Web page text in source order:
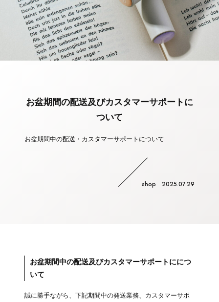
お盆期間の配送及びカスタマーサポートに
ついて
お盆期間中の配送・カスタマーサポートについて
shop 2025.07.29
お盆期間中の配送及びカスタマーサポートににつ
いて
誠に勝手ながら、下記期間中の発送業務、カスタマーサポ